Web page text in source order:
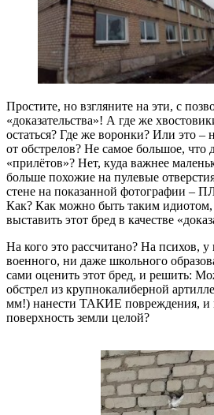
Простите, но взгляните на эти, с
«доказательства»! А где же
остаться? Где же воронки? Или это –
от обстрелов? Не самое большое, что
«прилётов»? Нет, куда важнее
больше похожие на пулевые
стене на показанной фотографии –
Как? Как можно быть таким идиотом,
выставить этот бред в качестве
На кого это рассчитано? На психов,
военного, ни даже школьного
сами оценить этот бред, и решить:
обстрел из крупнокалиберной
мм!) нанести ТАКИЕ повреждения, и
поверхность земли целой?